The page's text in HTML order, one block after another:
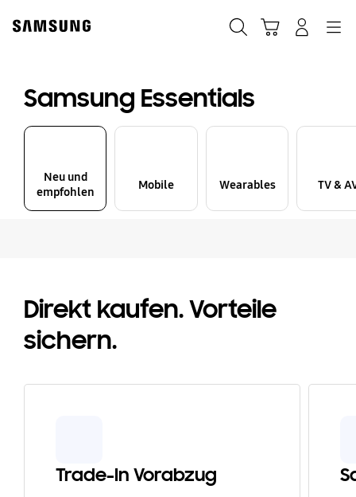
content
accessibility
Samsung Essentials
Neu und
empfohlen
Mobile Wearables TV &
Direkt kaufen. Vorteile
sichern.
Trade-In Vorabzug